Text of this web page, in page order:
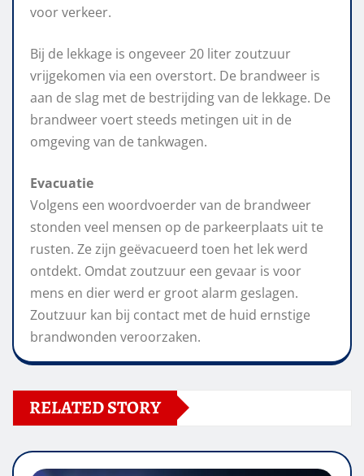
voor verkeer.
Bij de lekkage is ongeveer 20 liter zoutzuur
vrijgekomen via een overstort. De brandweer is
aan de slag met de bestrijding van de lekkage. De
brandweer voert steeds metingen uit in de
omgeving van de tankwagen.
Evacuatie
Volgens een woordvoerder van de brandweer
stonden veel mensen op de parkeerplaats uit te
rusten. Ze zijn geëvacueerd toen het lek werd
ontdekt. Omdat zoutzuur een gevaar is voor
mens en dier werd er groot alarm geslagen.
Zoutzuur kan bij contact met de huid ernstige
brandwonden veroorzaken.
RELATED STORY